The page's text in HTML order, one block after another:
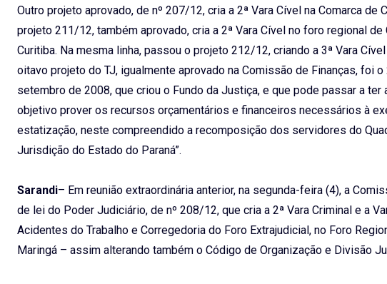
Outro projeto aprovado, de nº 207/12, cria a 2ª Vara Cível na Comarca
projeto 211/12, também aprovado, cria a 2ª Vara Cível no foro regional
Curitiba. Na mesma linha, passou o projeto 212/12, criando a 3ª Vara
oitavo projeto do TJ, igualmente aprovado na Comissão de Finanças, foi
setembro de 2008, que criou o Fundo da Justiça, e que pode passar a
objetivo prover os recursos orçamentários e financeiros necessários à
estatização, neste compreendido a recomposição dos servidores do
Jurisdição do Estado do Paraná”.
Sarandi– Em reunião extraordinária anterior, na segunda-feira (4), a
de lei do Poder Judiciário, de nº 208/12, que cria a 2ª Vara Criminal e a
Acidentes do Trabalho e Corregedoria do Foro Extrajudicial, no Foro
Maringá – assim alterando também o Código de Organização e Divisão